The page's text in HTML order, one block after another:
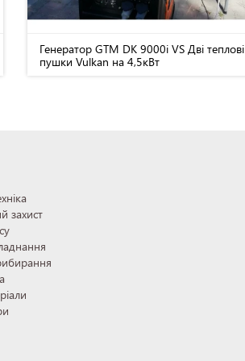
Генератор GTM DK 9000i VS Дві теплові
пушки Vulkan на 4,5кВт
захист